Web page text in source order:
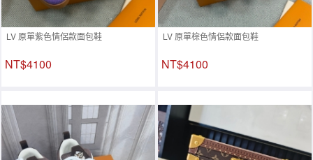
LV 原單紫色情侶款面包鞋
NT$4100
LV 原單棕色情侶款面包鞋
NT$4100